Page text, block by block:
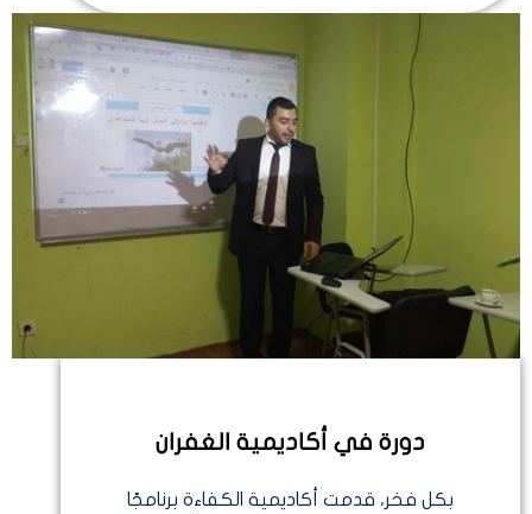
دورة في أكاديمية الغفران
بكل فخر، قدمت أكاديمية الكفاءة برنامجًا